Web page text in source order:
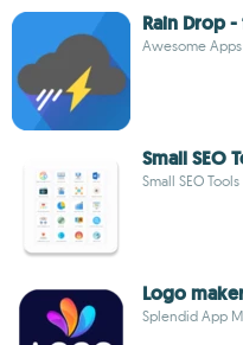
Rain Drop
Awesome Apps
Small SEO
Small SEO Tools
Logo
Splendid App